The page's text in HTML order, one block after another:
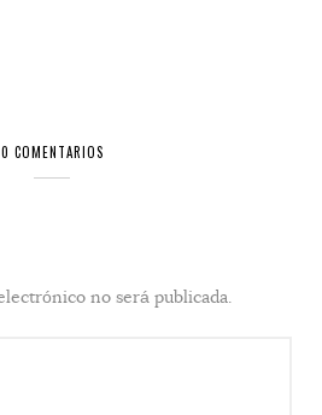
0 COMENTARIOS
no será publicada.